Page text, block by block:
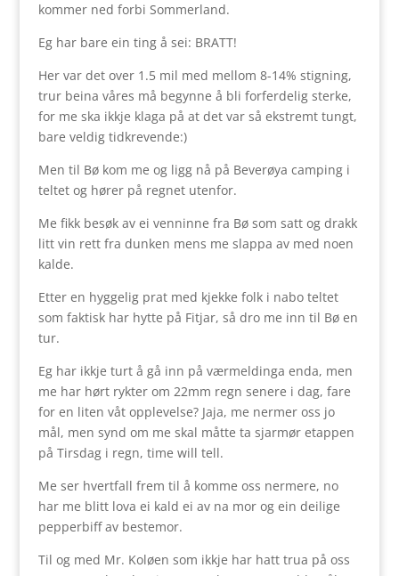
kommer ned forbi Sommerland.
Eg har bare ein ting å sei: BRATT!
Her var det over 1.5 mil med mellom 8-14% stigning,
trur beina våres må begynne å bli forferdelig sterke,
for me ska ikkje klaga på at det var så ekstremt tungt,
bare veldig tidkrevende:)
Men til Bø kom me og ligg nå på Beverøya camping i
teltet og hører på regnet utenfor.
Me fikk besøk av ei venninne fra Bø som satt og drakk
litt vin rett fra dunken mens me slappa av med noen
kalde.
Etter en hyggelig prat med kjekke folk i nabo teltet
som faktisk har hytte på Fitjar, så dro me inn til Bø en
tur.
Eg har ikkje turt å gå inn på værmeldinga enda, men
me har hørt rykter om 22mm regn senere i dag, fare
for en liten våt opplevelse? Jaja, me nermer oss jo
mål, men synd om me skal måtte ta sjarmør etappen
på Tirsdag i regn, time will tell.
Me ser hvertfall frem til å komme oss nermere, no
har me blitt lova ei kald ei av na mor og ein deilige
pepperbiff av bestemor.
Til og med Mr. Koløen som ikkje har hatt trua på oss